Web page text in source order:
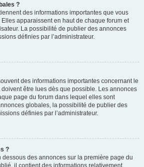
?
des informations importantes que vous
apparaissent en haut de chaque forum et
La possibilité de publier des annonces
définies par l’administrateur.
des informations importantes concernant le
être lues dès que possible. Les annonces
page du forum dans lequel elles sont
globales, la possibilité de publier des
définies par l’administrateur.
?
des annonces sur la première page du
il contient des informations relativement